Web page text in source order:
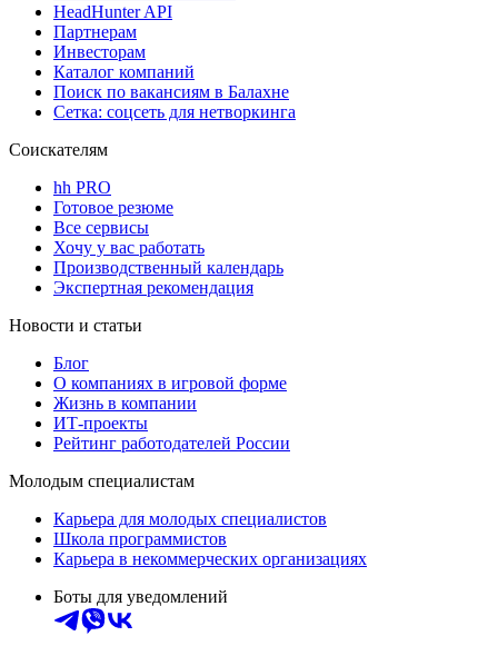
HeadHunter API
Партнерам
Инвесторам
Каталог компаний
Поиск по вакансиям в Балахне
Сетка: соцсеть для нетворкинга
Соискателям
hh PRO
Готовое резюме
Все сервисы
Хочу у вас работать
Производственный календарь
Экспертная рекомендация
Новости и статьи
Блог
О компаниях в игровой форме
Жизнь в компании
ИТ-проекты
Рейтинг работодателей России
Молодым специалистам
Карьера для молодых специалистов
Школа программистов
Карьера в некоммерческих организациях
Боты для уведомлений